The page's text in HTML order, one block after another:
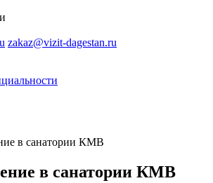
zakaz@vizit-dagestan.ru
в санатории КМВ
в санатории КМВ